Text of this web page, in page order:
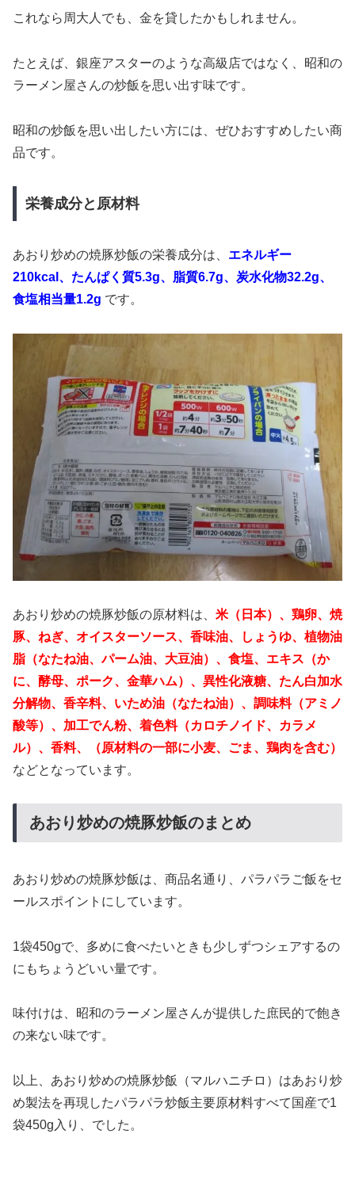
これなら周大人でも、金を貸したかもしれません。
たとえば、銀座アスターのような高級店ではなく、昭和の
ラーメン屋さんの炒飯を思い出す味です。
昭和の炒飯を思い出したい方には、ぜひおすすめしたい商
品です。
栄養成分と原材料
あおり炒めの焼豚炒飯の栄養成分は、 エネルギー
210kcal、たんぱく質5.3g、脂質6.7g、炭水化物32.2g、
食塩相当量1.2g です。
あおり炒めの焼豚炒飯の原材料は、 米（日本）、鶏卵、焼
豚、ねぎ、オイスターソース、香味油、しょうゆ、植物油
脂（なたね油、パーム油、大豆油）、食塩、エキス（か
に、酵母、ポーク、金華ハム）、異性化液糖、たん白加水
分解物、香辛料、いため油（なたね油）、調味料（アミノ
酸等）、加工でん粉、着色料（カロチノイド、カラメ
ル）、香料、（原材料の一部に小麦、ごま、鶏肉を含む）
などとなっています。
あおり炒めの焼豚炒飯のまとめ
あおり炒めの焼豚炒飯は、商品名通り、パラパラご飯をセ
ールスポイントにしています。
1袋450gで、多めに食べたいときも少しずつシェアするの
にもちょうどいい量です。
味付けは、昭和のラーメン屋さんが提供した庶民的で飽き
の来ない味です。
以上、あおり炒めの焼豚炒飯（マルハニチロ）はあおり炒
め製法を再現したパラパラ炒飯主要原材料すべて国産で1
袋450g入り、でした。